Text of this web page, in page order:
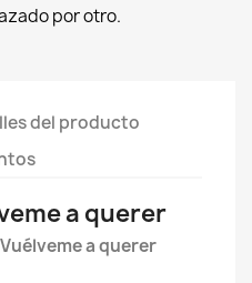
por otro.
del producto
a querer
a querer